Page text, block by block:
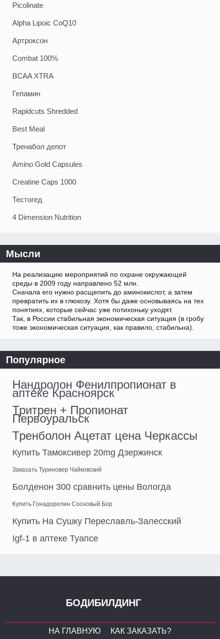
Picolinate
Alpha Lipoic CoQ10
Артроксон
Combat 100%
BCAA XTRA
Гепамин
Rapidcuts Shredded
Best Meal
Тренабол депот
Amino Gold Capsules
Creatine Caps 1000
Тестогед
4 Dimension Nutrition
Мысли
На реализацию мероприятий по охране окружающей
среды в 2009 году направлено 52 млн.
Сначала его нужно расщепить до аминокислот, а затем
превратить их в глюкозу. Хотя бы даже основываясь на тех
понятиях, которые сейчас уже потихоньку уходят.
Так, в России стабильная экономическая ситуация (в гробу
тоже экономическая ситуация, как правило, стабильна).
Популярное
Нандролон Фенилпропионат в
аптеке Красноярск
Тритрен + Пропионат
Первоуральск
Тренболон Ацетат цена Черкассы
Купить Тамоксивер 20mg Дзержинск
Заказать Туриновер Чайковский
Болденон 300 сравнить цены Вологда
Купить Гонадорелин Сосновый Бор
Купить На Сушку Переславль-Залесский
Igf-1 в аптеке Туапсе
БОДИБИЛДИНГ
НА ГЛАВНУЮ КАК ЗАКАЗАТЬ?